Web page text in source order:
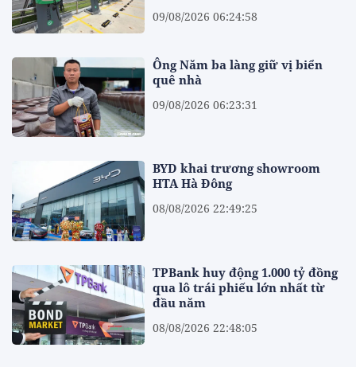
09/08/2026 06:24:58
Ông Năm ba làng giữ vị biển
quê nhà
09/08/2026 06:23:31
BYD khai trương showroom
HTA Hà Đông
08/08/2026 22:49:25
TPBank huy động 1.000 tỷ đồng
qua lô trái phiếu lớn nhất từ
đầu năm
08/08/2026 22:48:05